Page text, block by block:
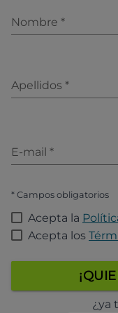
Nombre *
Apellidos *
E-mail *
* Campos obligatorios
Acepta la
Acepta los
¿ya